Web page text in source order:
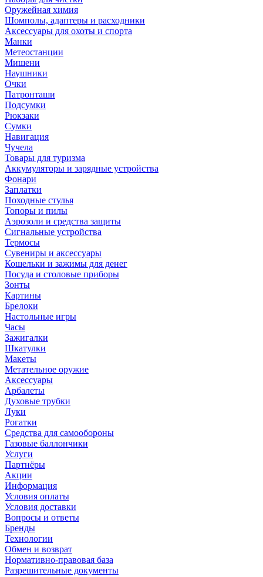
Оружейная химия
Шомполы, адаптеры и расходники
Аксессуары для охоты и спорта
Манки
Метеостанции
Мишени
Наушники
Очки
Патронташи
Подсумки
Рюкзаки
Сумки
Навигация
Чучела
Товары для туризма
Аккумуляторы и зарядные устройства
Фонари
Заплатки
Походные стулья
Топоры и пилы
Аэрозоли и средства защиты
Сигнальные устройства
Термосы
Сувениры и аксессуары
Кошельки и зажимы для денег
Посуда и столовые приборы
Зонты
Картины
Брелоки
Настольные игры
Часы
Зажигалки
Шкатулки
Макеты
Метательное оружие
Аксессуары
Арбалеты
Духовые трубки
Луки
Рогатки
Средства для самообороны
Газовые баллончики
Услуги
Партнёры
Акции
Информация
Условия оплаты
Условия доставки
Вопросы и ответы
Бренды
Технологии
Обмен и возврат
Нормативно-правовая база
Разрешительные документы